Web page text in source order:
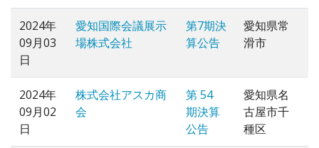
2024年
09月03
日
愛知国際会議展示
場株式会社
第7期決
算公告
愛知県常
滑市
2024年
09月02
日
株式会社アスカ商
会
第 54
期決算
公告
愛知県名
古屋市千
種区